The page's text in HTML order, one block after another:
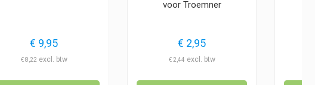
€ 9,95
€8,22
voor Troemner
€ 2,95
€2,44